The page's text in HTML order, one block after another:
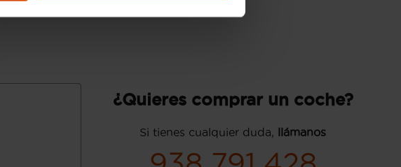
¿Quieres comprar un coche?
Si tienes cualquier duda, llámanos